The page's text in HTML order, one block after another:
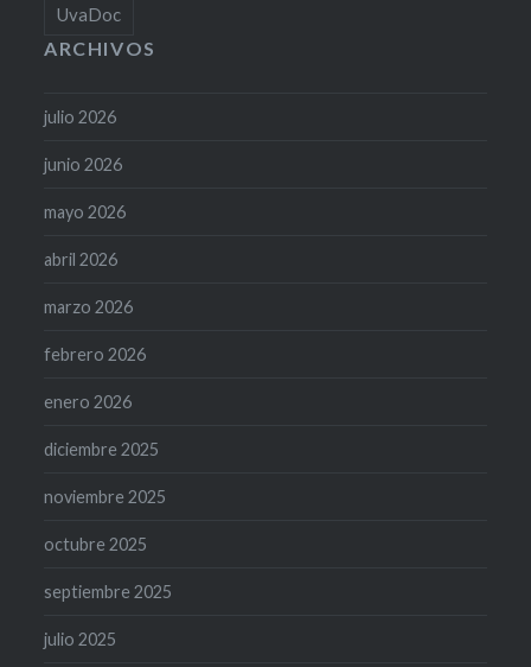
UvaDoc
ARCHIVOS
julio 2026
junio 2026
mayo 2026
abril 2026
marzo 2026
febrero 2026
enero 2026
diciembre 2025
noviembre 2025
octubre 2025
septiembre 2025
julio 2025